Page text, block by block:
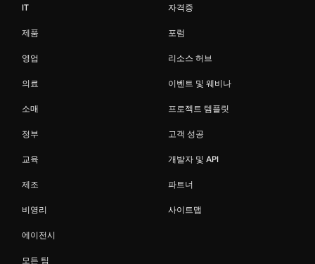
IT
제품
영업
의료
소매
정부
교육
제조
비영리
에이전시
모든 팀
자격증
포럼
리소스 허브
이벤트 및 웨비나
프로젝트 템플릿
고객 성공
개발자 및 API
파트너
사이트맵